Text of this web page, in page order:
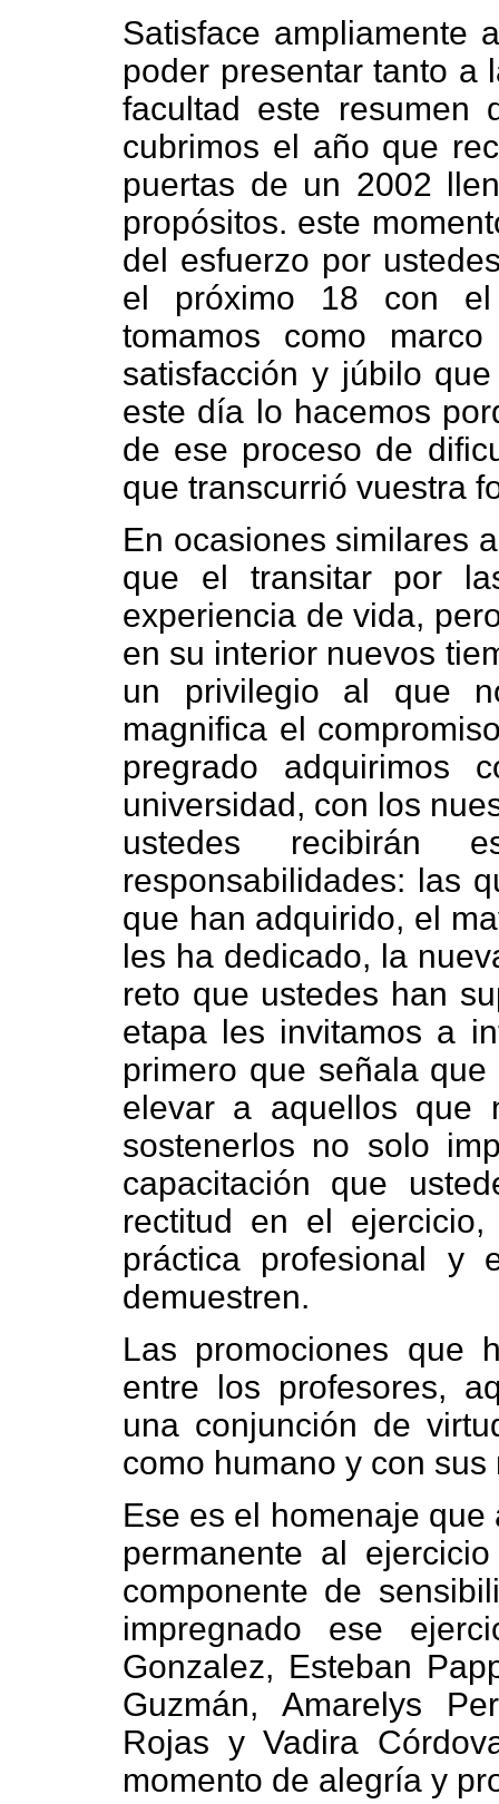
Satisface ampliamente
poder presentar tanto a
facultad este resumen
cubrimos el año que
puertas de un 2002
propósitos. este
del esfuerzo por
el próximo 18 con el
tomamos como
satisfacción y júbilo
este día lo hacemos
de ese proceso de
que transcurrió vuestra
En ocasiones similares
que el transitar por
experiencia de vida,
en su interior nuevos
un privilegio al que
magnifica el
pregrado adquirimos
universidad, con los
ustedes recibirán
responsabilidades: las
que han adquirido, el
les ha dedicado, la
reto que ustedes han
etapa les invitamos a
primero que señala
elevar a aquellos que
sostenerlos no solo
capacitación que
rectitud en el
práctica profesional y
demuestren.
Las promociones que
entre los profesores,
una conjunción de
como humano y con
Ese es el homenaje
permanente al
componente de
impregnado ese
Gonzalez, Esteban
Guzmán, Amarelys
Rojas y Vadira
momento de alegría y